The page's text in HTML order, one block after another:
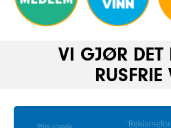
VI GJØR DET